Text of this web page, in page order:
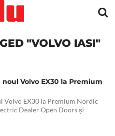
"VOLVO IASI"
Volvo EX30 la Premium
Volvo EX30 la Premium Nordic
Dealer Open Doors și